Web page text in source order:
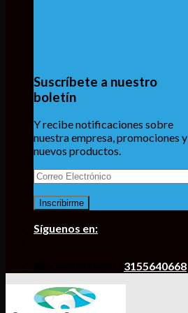
Suscríbete a nuestro
boletín
Y recibe notificaciones sobre
nuestra empresa, promociones y
nuevos productos.
Síguenos en:
3155640668